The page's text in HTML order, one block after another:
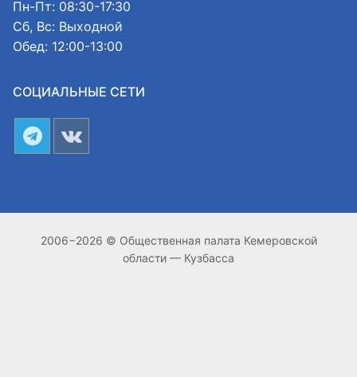
Пн-Пт: 08:30-17:30
Сб, Вс: Выходной
Обед: 12:00-13:00
СОЦИАЛЬНЫЕ СЕТИ
2006−2026 © Общественная палата Кемеровской
области — Кузбасса